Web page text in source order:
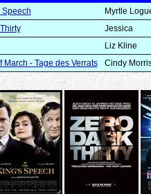
Speech
Myrtle
Jessica
Liz Kline
March - Tage des Verrats
Cindy